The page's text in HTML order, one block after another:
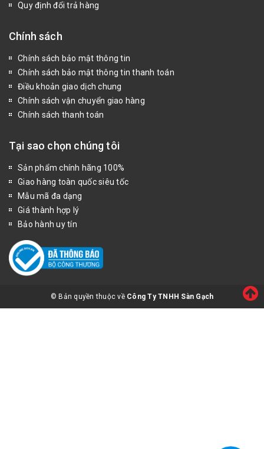
Quy định đổi trả hàng
Chính sách
Chính sách bảo mật thông tin
Chính sách bảo mật thông tin thanh toán
Điều khoản giao dịch chung
Chính sách vận chuyển giao hàng
Chính sách thanh toán
Tại sao chọn chúng tôi
Sản phẩm chính hãng 100%
Giao hàng toàn quốc siêu tốc
Mẫu mã đa dạng
Giá thành hợp lý
Bảo hành uy tín
© Bản quyền thuộc về Công Ty TNHH Sàn Gạch